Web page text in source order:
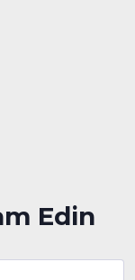
Edin